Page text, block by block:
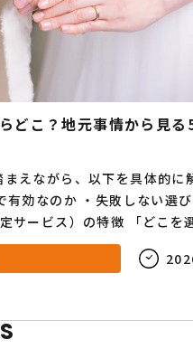
どこ？地元事情から見る
えながら、以下を具体的に
の特徴 「どこを選べばい
が次に何をすべきか分かる